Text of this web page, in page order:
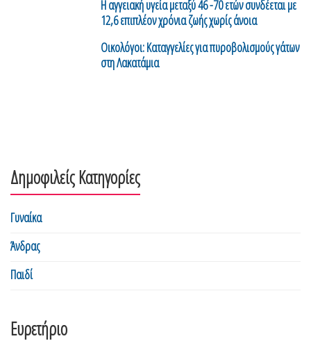
H αγγειακή υγεία μεταξύ 46 -70 ετών συνδέεται με
12,6 επιπλέον χρόνια ζωής χωρίς άνοια
Οικολόγοι: Καταγγελίες για πυροβολισμούς γάτων
στη Λακατάμια
Δημοφιλείς Κατηγορίες
Γυναίκα
Άνδρας
Παιδί
Ευρετήριο